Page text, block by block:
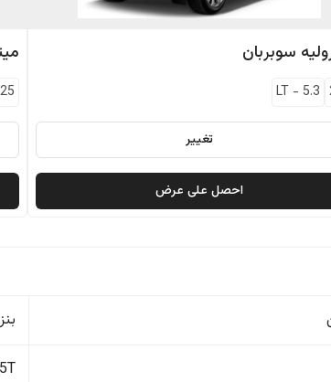
سوبربان
LT - 5.3
تغيير
احصل على عرض